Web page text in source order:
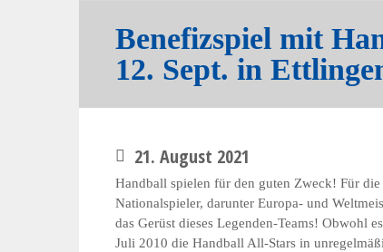
Benefizspiel mit
12. Sept. in
21. August 2021
Handball spielen für den guten Zweck! Für
Nationalspieler, darunter Europa- und
das Gerüst dieses Legenden-Teams! Obwohl
Juli 2010 die Handball All-Stars in